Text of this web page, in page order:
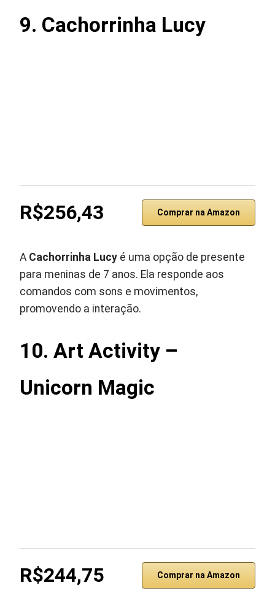
9. Cachorrinha Lucy
R$256,43 Comprar na Amazon
A Cachorrinha Lucy é uma opção de presente
para meninas de 7 anos. Ela responde aos
comandos com sons e movimentos,
promovendo a interação.
10. Art Activity –
Unicorn Magic
R$244,75 Comprar na Amazon